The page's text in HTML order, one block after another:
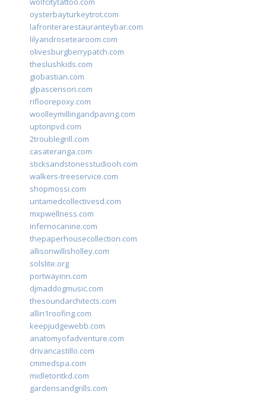
oysterbayturkeytrot.com
lafronterarestauranteybar.com
lilyandrosetearoom.com
olivesburgberrypatch.com
theslushkids.com
giobastian.com
glpascensori.com
rifloorepoxy.com
woolleymillingandpaving.com
uptonpvd.com
2troublegrill.com
casateranga.com
sticksandstonesstudiooh.com
walkers-treeservice.com
shopmossi.com
untamedcollectivesd.com
mxpwellness.com
infernocanine.com
thepaperhousecollection.com
allisonwillisholley.com
solslite.org
portwayinn.com
djmaddogmusic.com
thesoundarchitects.com
allin1roofing.com
keepjudgewebb.com
anatomyofadventure.com
drivancastillo.com
cmmedspa.com
midletontkd.com
gardensandgrills.com